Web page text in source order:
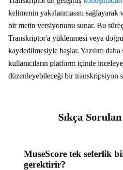
kelimenin yakalanmasını
bir metin versiyonunu sunar. Bu
Transkriptor'a yüklenmesi veya
kaydedilmesiyle başlar. Yazılım
kullanıcıların platform içinde
düzenleyebileceği bir transkripsiyon
Sıkça
MuseScore tek seferlik
gerektirir?